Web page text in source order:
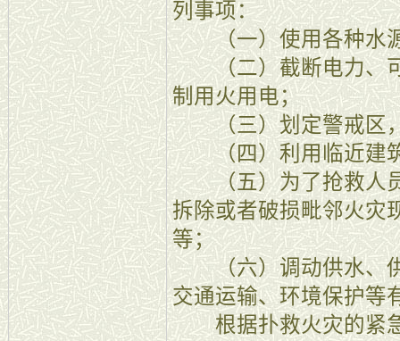
列事项：
（一）使用各种水
（二）截断电力、可
制用火用电；
（三）划定警戒区，
（四）利用临近建筑
（五）为了抢救人员
拆除或者破损毗邻火灾
等；
（六）调动供水、供
交通运输、环境保护等
根据扑救火灾的紧急